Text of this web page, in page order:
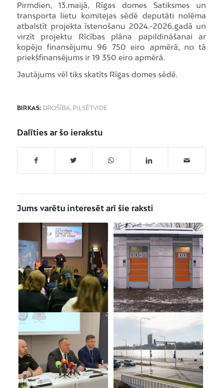
Pirmdien, 13.maijā, Rīgas domes Satiksmes un
transporta lietu komitejas sēdē deputāti nolēma
atbalstīt projekta īstenošanu 2024.-2026.gadā un
virzīt projektu Rīcības plāna papildināšanai ar
kopējo finansējumu 96 750 eiro apmērā, no tā
priekšfinansējums ir 19 350 eiro apmērā.
Jautājums vēl tiks skatīts Rīgas domes sēdē.
BIRKAS: DROŠĪBA, PILSĒTVIDE
Dalīties ar šo ierakstu
Jums varētu interesēt arī šie raksti